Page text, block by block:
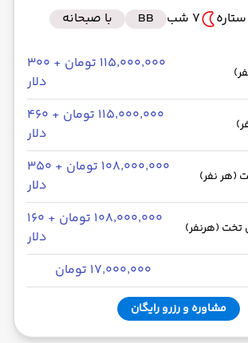
7 شب BB با صبحانه
۱۱۵٬۰۰۰٬۰۰۰ تومان + ۳۰۰
دلار
۱۱۵٬۰۰۰٬۰۰۰ تومان + ۴۶۰
دلار
(هر نفر)
۱۰۸٬۰۰۰٬۰۰۰ تومان + ۳۵۰
دلار
(هرنفر)
۱۰۸٬۰۰۰٬۰۰۰ تومان + ۱۶۰
دلار
۱۷٬۰۰۰٬۰۰۰ تومان
مشاوره و رزرو رایگان